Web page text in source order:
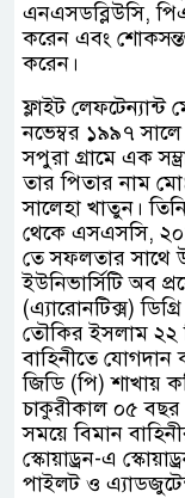
এনএসডব্লিউসি,
করেন এবং
করেন।
ফ্লাইট
নভেম্বর ১৯৯৭
সপুরা গ্রামে এক
তার পিতার নাম
সালেহা খাতুন।
থেকে এসএসসি,
তে সফলতার সাথে
ইউনিভার্সিটি অব
(এ্যারোনটিক্স)
তৌকির ইসলাম ২২
বাহিনীতে যোগদান
জিডি (পি) শাখায়
চাকুরীকাল ০৫ বছর
সময়ে বিমান
স্কোয়াড্রন-এ
পাইলট ও